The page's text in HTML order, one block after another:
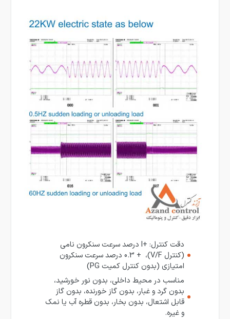
دقت کنترل: +l درصد سرعت سنکرون نامی
(کنترل V/F)، + 0.3 درصد سرعت سنکرون
امتیازی (بدون کنترل کمیت PG)
مناسب در محیط داخلی، بدون نور خورشید،
بدون گرد و غبار، بدون گاز خورنده، بدون گاز
قابل اشتعال، بدون بخار، بدون قطره آب یا نمک
و غیره.